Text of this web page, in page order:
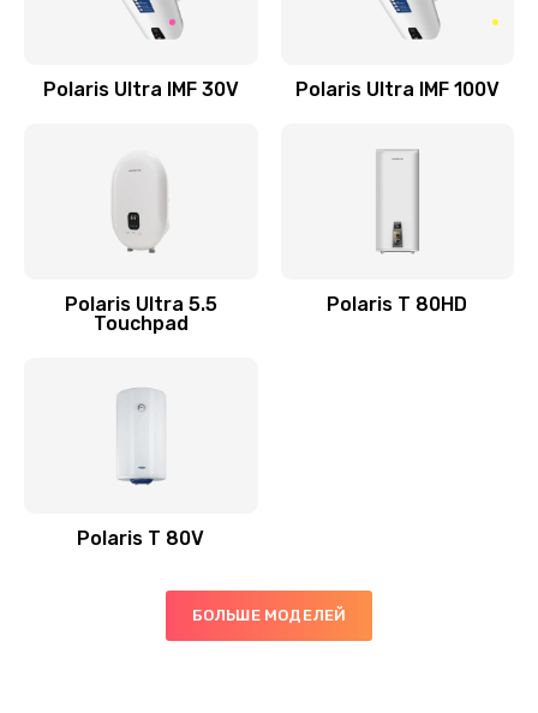
Polaris Ultra IMF 30V Polaris Ultra IMF 100V
Polaris Ultra 5.5
Touchpad
Polaris T 80HD
Polaris T 80V
БОЛЬШЕ МОДЕЛЕЙ